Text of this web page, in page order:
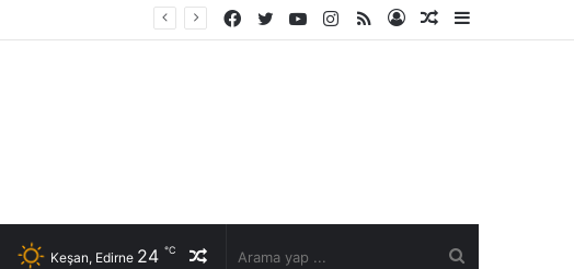
Kenar
Rastgele
Kayıt
RSS
Instagram
YouTube
Twitter
Facebook
Rastgele
Keşan, Edirne 24 ℃